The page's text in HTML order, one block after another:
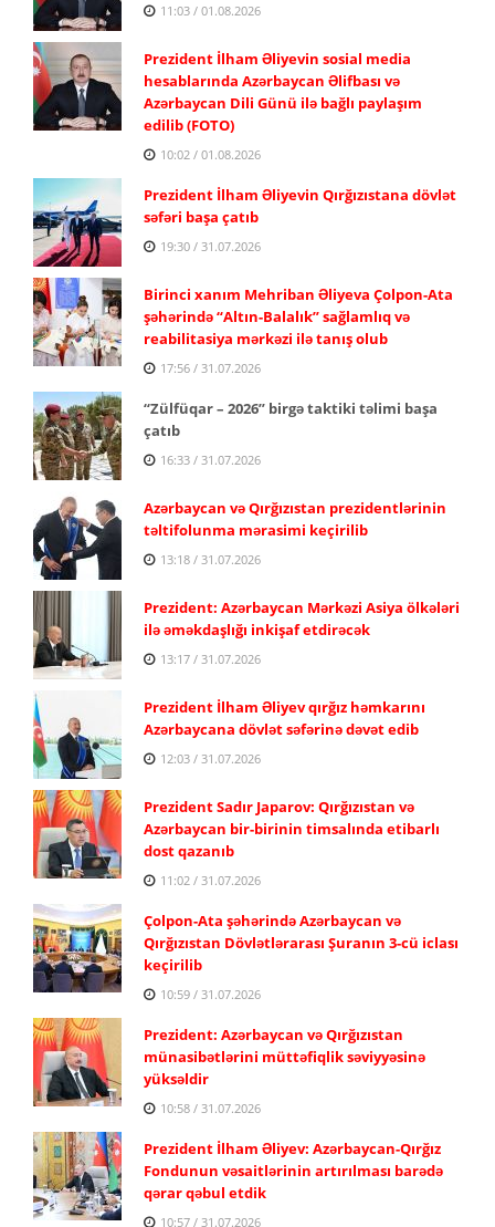
11:03 / 01.08.2026
Prezident İlham Əliyevin sosial media
hesablarında Azərbaycan Əlifbası və
Azərbaycan Dili Günü ilə bağlı paylaşım
edilib (FOTO)
10:02 / 01.08.2026
Prezident İlham Əliyevin Qırğızıstana dövlət
səfəri başa çatıb
19:30 / 31.07.2026
Birinci xanım Mehriban Əliyeva Çolpon-Ata
şəhərində “Altın-Balalık” sağlamlıq və
reabilitasiya mərkəzi ilə tanış olub
17:56 / 31.07.2026
“Zülfüqar – 2026” birgə taktiki təlimi başa
çatıb
16:33 / 31.07.2026
Azərbaycan və Qırğızıstan prezidentlərinin
təltifolunma mərasimi keçirilib
13:18 / 31.07.2026
Prezident: Azərbaycan Mərkəzi Asiya ölkələri
ilə əməkdaşlığı inkişaf etdirəcək
13:17 / 31.07.2026
Prezident İlham Əliyev qırğız həmkarını
Azərbaycana dövlət səfərinə dəvət edib
12:03 / 31.07.2026
Prezident Sadır Japarov: Qırğızıstan və
Azərbaycan bir-birinin timsalında etibarlı
dost qazanıb
11:02 / 31.07.2026
Çolpon-Ata şəhərində Azərbaycan və
Qırğızıstan Dövlətlərarası Şuranın 3-cü iclası
keçirilib
10:59 / 31.07.2026
Prezident: Azərbaycan və Qırğızıstan
münasibətlərini müttəfiqlik səviyyəsinə
yüksəldir
10:58 / 31.07.2026
Prezident İlham Əliyev: Azərbaycan-Qırğız
Fondunun vəsaitlərinin artırılması barədə
qərar qəbul etdik
10:57 / 31.07.2026